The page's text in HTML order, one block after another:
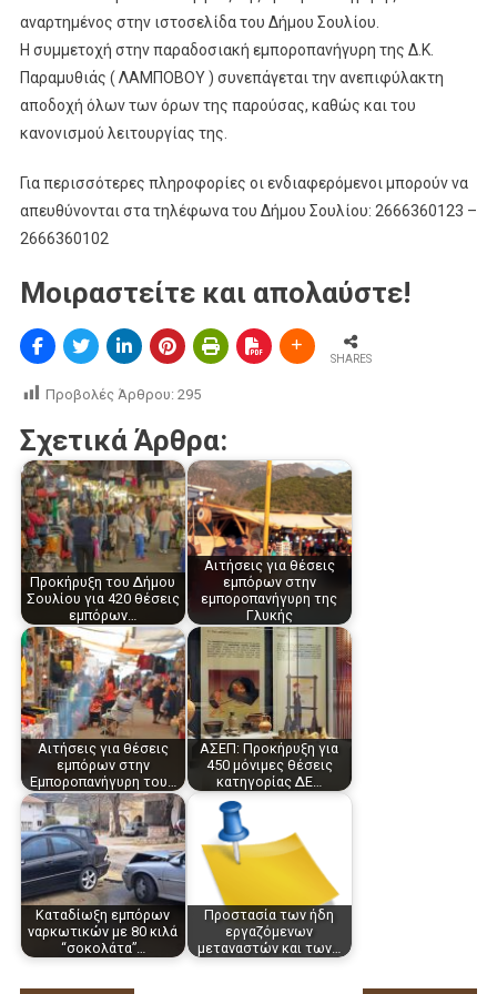
αναρτημένος στην ιστοσελίδα του Δήμου Σουλίου.
Η συμμετοχή στην παραδοσιακή εμποροπανήγυρη της Δ.Κ.
Παραμυθιάς ( ΛΑΜΠΟΒΟΥ ) συνεπάγεται την ανεπιφύλακτη
αποδοχή όλων των όρων της παρούσας, καθώς και του
κανονισμού λειτουργίας της.
Για περισσότερες πληροφορίες οι ενδιαφερόμενοι μπορούν να
απευθύνονται στα τηλέφωνα του Δήμου Σουλίου: 2666360123 –
2666360102
Μοιραστείτε και απολαύστε!
SHARES
Προβολές Άρθρου: 295
Σχετικά Άρθρα:
Προκήρυξη του Δήμου
Σουλίου για 420 θέσεις
εμπόρων…
Αιτήσεις για θέσεις
εμπόρων στην
εμποροπανήγυρη της
Γλυκής
Αιτήσεις για θέσεις
εμπόρων στην
Eμποροπανήγυρη του…
ΑΣΕΠ: Προκήρυξη για
450 μόνιμες θέσεις
κατηγορίας ΔΕ…
Καταδίωξη εμπόρων
ναρκωτικών με 80 κιλά
“σοκολάτα”…
Προστασία των ήδη
εργαζόμενων
μεταναστών και των…